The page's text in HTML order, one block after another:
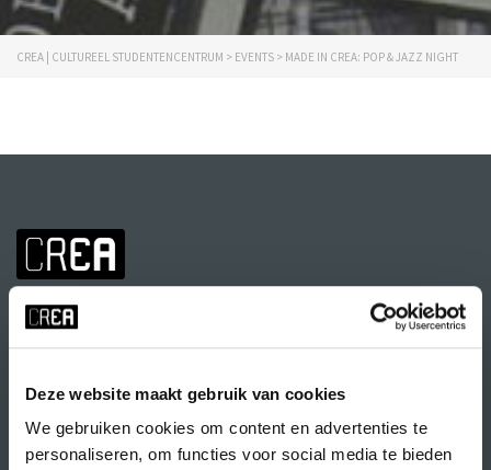
Deze website maakt gebruik van cookies
We gebruiken cookies om content en advertenties te
personaliseren, om functies voor social media te bieden
CREA | CULTUREEL STUDENTENCENTRUM > EVENTS > MADE IN CREA: POP & JAZZ NIGHT
Volg CREA ook